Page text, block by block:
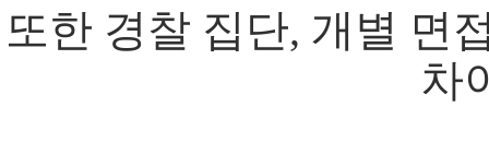
또한 경찰 집단, 개별 면
차